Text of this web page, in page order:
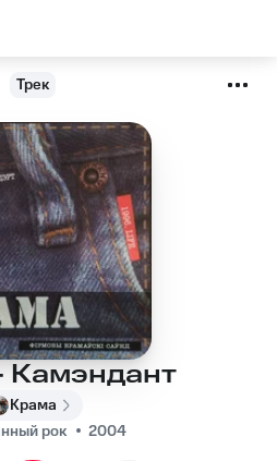
Трек
Камэндант
Крама
рок
2004